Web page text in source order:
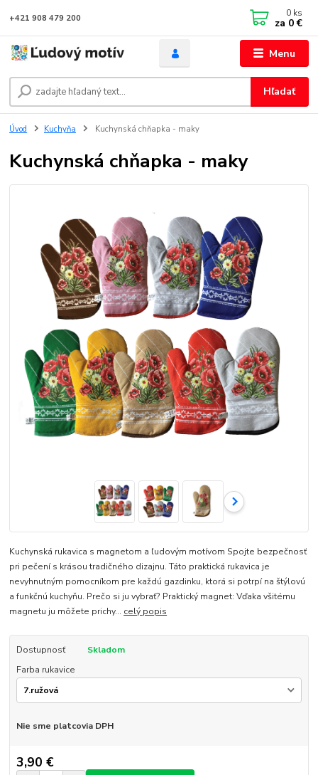
Menu
Hľadať
+421 908 479 200 0 ks
za 0 €
Úvod Kuchyňa Kuchynská chňapka - maky
Kuchynská chňapka - maky
Kuchynská rukavica s magnetom a ľudovým motívom Spojte bezpečnosť
pri pečení s krásou tradičného dizajnu. Táto praktická rukavica je
nevyhnutným pomocníkom pre každú gazdinku, ktorá si potrpí na štýlovú
a funkčnú kuchyňu. Prečo si ju vybrať? Praktický magnet: Vďaka všitému
magnetu ju môžete prichy... celý popis
Dostupnosť
Skladom
Farba rukavice
Nie sme platcovia DPH
3,90 €